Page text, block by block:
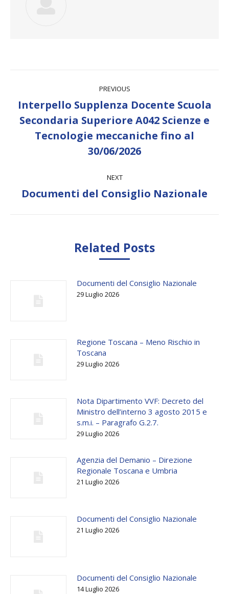
navigation
PREVIOUS
Previous
post:
Interpello Supplenza Docente Scuola
Secondaria Superiore A042 Scienze e
Tecnologie meccaniche fino al
30/06/2026
NEXT
Next
post:
Documenti del Consiglio Nazionale
Related Posts
Documenti del Consiglio Nazionale
29 Luglio 2026
Regione Toscana – Meno Rischio in
Toscana
29 Luglio 2026
Nota Dipartimento VVF: Decreto del
Ministro dell’interno 3 agosto 2015 e
s.m.i. – Paragrafo G.2.7.
29 Luglio 2026
Agenzia del Demanio – Direzione
Regionale Toscana e Umbria
21 Luglio 2026
Documenti del Consiglio Nazionale
21 Luglio 2026
Documenti del Consiglio Nazionale
14 Luglio 2026